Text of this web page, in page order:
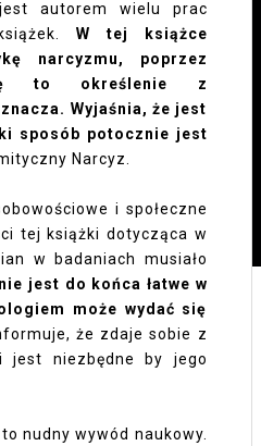
autorem wielu prac
W tej książce
narcyzmu, poprzez
to określenie z
Wyjaśnia, że jest
sposób potocznie jest
Narcyz.
i społeczne
tej książki dotycząca w
w badaniach musiało
jest do końca łatwe w
może wydać się
że zdaje sobie z
jest niezbędne by jego
nudny wywód naukowy.